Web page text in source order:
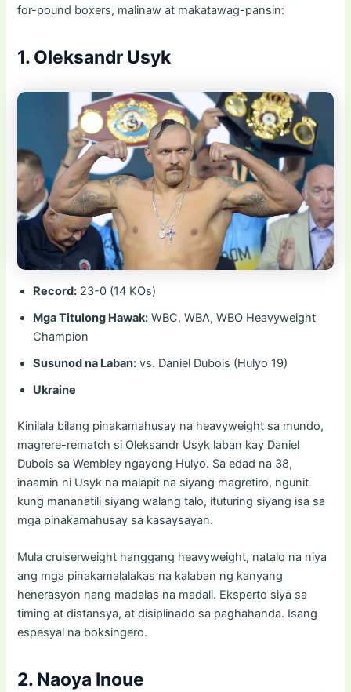
for-pound boxers, malinaw at makatawag-pansin:
1. Oleksandr Usyk
Record: 23-0 (14 KOs)
Mga Titulong Hawak: WBC, WBA, WBO Heavyweight
Champion
Susunod na Laban: vs. Daniel Dubois (Hulyo 19)
Ukraine
Kinilala bilang pinakamahusay na heavyweight sa mundo,
magrere-rematch si Oleksandr Usyk laban kay Daniel
Dubois sa Wembley ngayong Hulyo. Sa edad na 38,
inaamin ni Usyk na malapit na siyang magretiro, ngunit
kung mananatili siyang walang talo, ituturing siyang isa sa
mga pinakamahusay sa kasaysayan.
Mula cruiserweight hanggang heavyweight, natalo na niya
ang mga pinakamalalakas na kalaban ng kanyang
henerasyon nang madalas na madali. Eksperto siya sa
timing at distansya, at disiplinado sa paghahanda. Isang
espesyal na boksingero.
2. Naoya Inoue